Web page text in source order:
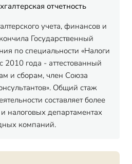
отчетность
учета, финансов и
Государственный
по специальности «Налоги
2010 года - аттестованный
и сборам, член Союза
Общий стаж
составляет более
налоговых департаментах
компаний.